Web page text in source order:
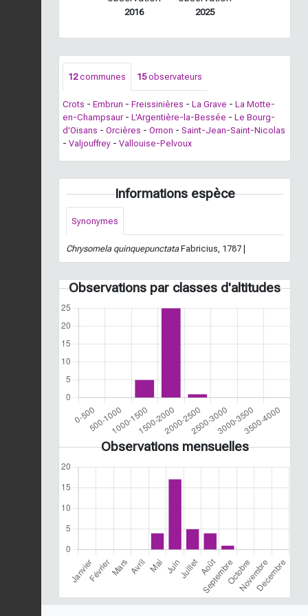
2016 2025
12communes 15observateurs
Crots - Embrun - Freissinières - La Grave - La Motte-
en-Champsaur - L'Argentière-la-Bessée - Le Bourg-
d'Oisans - Orcières - Ornon - Saint-Jean-Saint-Nicolas
- Valjouffrey - Vallouise-Pelvoux
Informations espèce
Synonymes
Chrysomela quinquepunctataFabricius, 1787 |
Observations par classes d'altitudes
Observations mensuelles